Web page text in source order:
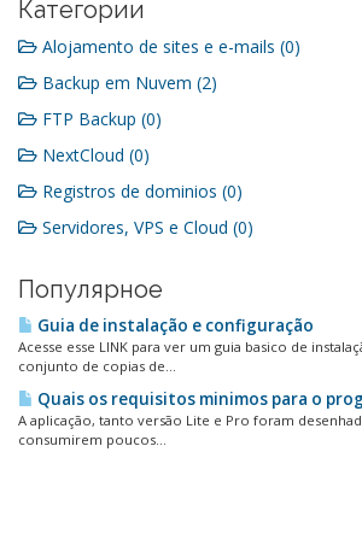
Категории
Alojamento de sites e e-mails (0)
Backup em Nuvem (2)
FTP Backup (0)
NextCloud (0)
Registros de dominios (0)
Servidores, VPS e Cloud (0)
Популярное
Guia de instalação e configuração
Acesse esse LINK para ver um guia basico de
conjunto de copias de...
Quais os requisitos minimos para o
A aplicação, tanto versão Lite e Pro foram
consumirem poucos...